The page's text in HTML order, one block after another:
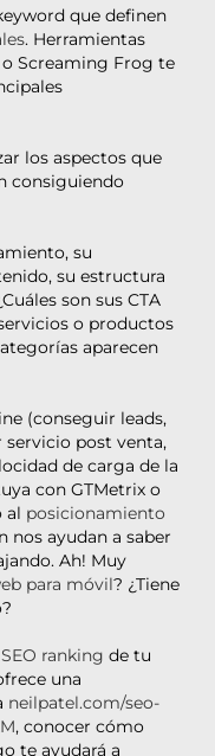
que definen
. Herramientas
Screaming Frog te
los aspectos que
consiguiendo
su
su estructura
son sus CTA
o productos
aparecen
(conseguir leads,
post venta,
de carga de la
con GTMetrix o
al posicionamiento
nos ayudan a saber
Ah! Muy
para móvil? ¿Tiene
SEO ranking de tu
una
neilpatel.com/seo-
, conocer cómo
te ayudará a